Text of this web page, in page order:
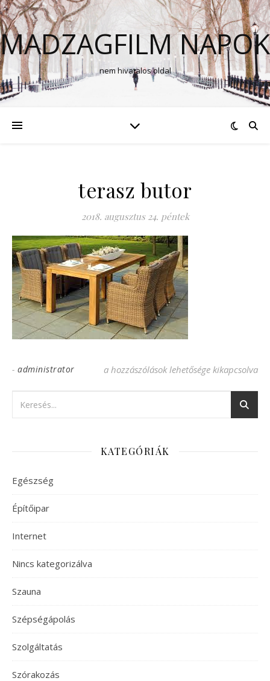
MADZAGFILM NAPOK
nem hivatalos oldal
terasz butor
2018. augusztus 24. péntek
- administrator terasz butor bejegyzéshez
a hozzászólások lehetősége kikapcsolva
KATEGÓRIÁK
Egészség
Építőipar
Internet
Nincs kategorizálva
Szauna
Szépségápolás
Szolgáltatás
Szórakozás